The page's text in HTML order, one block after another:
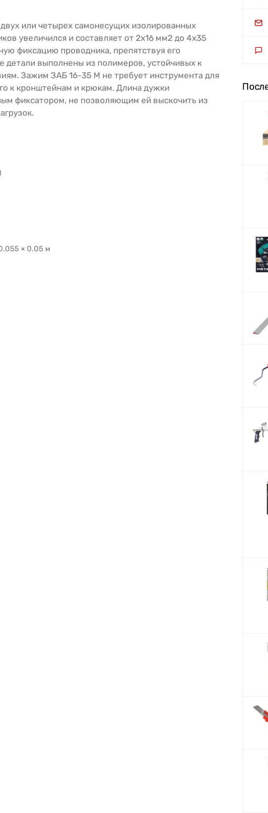
или четырех самонесущих изолированных
увеличился и составляет от 2х16 мм2 до 4х35
фиксацию проводника, препятствуя его
выполнены из полимеров, устойчивых к
Зажим ЗАБ 16-35 М не требует инструмента для
к кронштейнам и крюкам. Длина дужки
фиксатором, не позволяющим ей выскочить из
× 0.05 м